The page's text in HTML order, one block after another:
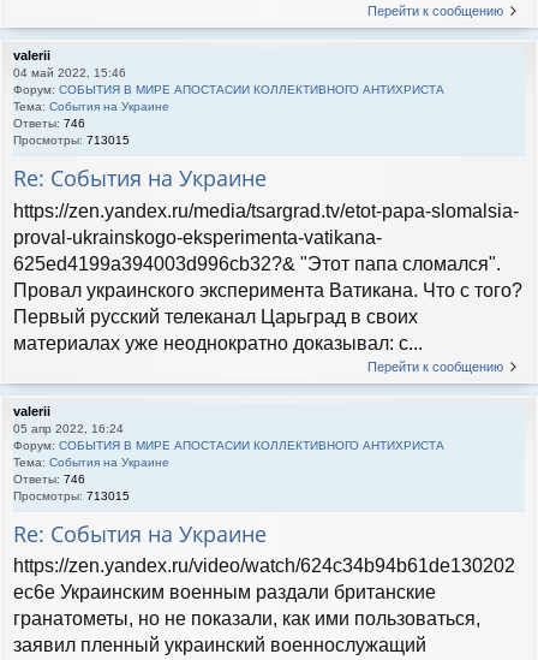
Перейти к сообщению
valerii
04 май 2022, 15:46
Форум: СОБЫТИЯ В МИРЕ АПОСТАСИИ КОЛЛЕКТИВНОГО АНТИХРИСТА
Тема: События на Украине
Ответы: 746
Просмотры: 713015
Re: События на Украине
https://zen.yandex.ru/media/tsargrad.tv/etot-papa-slomalsia-
proval-ukrainskogo-eksperimenta-vatikana-
625ed4199a394003d996cb32?& "Этот папа сломался".
Провал украинского эксперимента Ватикана. Что с того?
Первый русский телеканал Царьград в своих
материалах уже неоднократно доказывал: с...
Перейти к сообщению
valerii
05 апр 2022, 16:24
Форум: СОБЫТИЯ В МИРЕ АПОСТАСИИ КОЛЛЕКТИВНОГО АНТИХРИСТА
Тема: События на Украине
Ответы: 746
Просмотры: 713015
Re: События на Украине
https://zen.yandex.ru/video/watch/624c34b94b61de130202
ec6e Украинским военным раздали британские
гранатометы, но не показали, как ими пользоваться,
заявил пленный украинский военнослужащий